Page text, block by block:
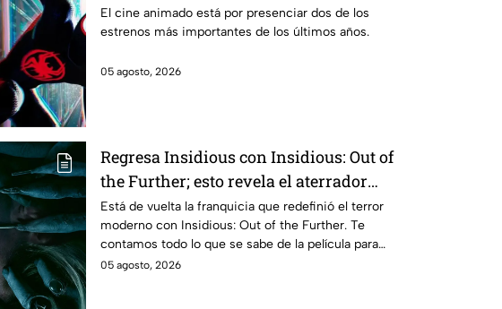
del 2027
El cine animado está por presenciar dos de los
estrenos más importantes de los últimos años.
05 agosto, 2026
Regresa Insidious con Insidious: Out of
the Further; esto revela el aterrador
primer tráiler
Está de vuelta la franquicia que redefinió el terror
moderno con Insidious: Out of the Further. Te
contamos todo lo que se sabe de la película para
que no te la pierdas.
05 agosto, 2026